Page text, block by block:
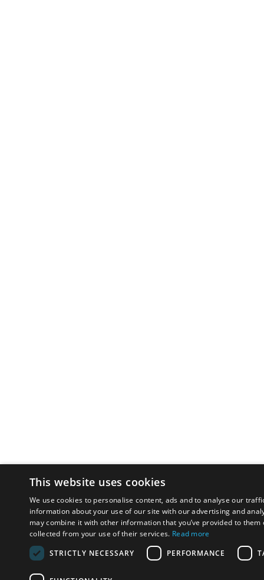
This website uses cookies
We use cookies to personalise content, ads and to analyse our
information about your use of our site with our advertising and
may combine it with other information that you’ve provided to them
collected from your use of their services. Read more
STRICTLY NECESSARY
PERFORMANCE